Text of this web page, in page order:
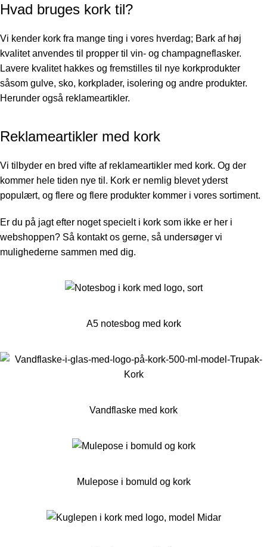
Hvad bruges kork til?
Vi kender kork fra mange ting i vores hverdag; Bark af høj
kvalitet anvendes til propper til vin- og champagneflasker.
Lavere kvalitet hakkes og fremstilles til nye korkprodukter
såsom gulve, sko, korkplader, isolering og andre produkter.
Herunder også reklameartikler.
Reklameartikler med kork
Vi tilbyder en bred vifte af reklameartikler med kork. Og der
kommer hele tiden nye til. Kork er nemlig blevet yderst
populært, og flere og flere produkter kommer i vores sortiment.
Er du på jagt efter noget specielt i kork som ikke er her i
webshoppen? Så kontakt os gerne, så undersøger vi
mulighederne sammen med dig.
A5 notesbog med kork
Vandflaske med kork
Mulepose i bomuld og kork